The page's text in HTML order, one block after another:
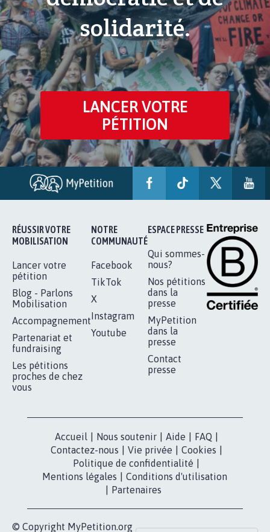
solidarité.
LANCER VOTRE
PÉTITION
RÉUSSIR VOTRE
MOBILISATION
Lancer votre
pétition
Blog - Parlons
Mobilisation
Accompagnement
Partenariat et
fundraising
Les pétitions
proches de chez
vous
NOTRE
COMMUNAUTÉ
Facebook
TikTok
X
Instagram
Youtube
ESPACE PRESSE
Qui sommes-
nous?
Nos pétitions
dans la
presse
MyPetition
dans la
presse
Contact
presse
Accueil Nous soutenir Aide FAQ
Contactez-nous
Vie privée Cookies
Politique de confidentialité
Mentions légales
Conditions d'utilisation
Partenaires
© Copyright MyPetition.org